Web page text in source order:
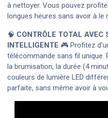
à nettoyer. Vous pouvez
longues heures sans avoir à le
🧠 CONTRÔLE TOTAL AVEC
INTELLIGENTE 🎮 Profitez
télécommande sans fil unique.
la brumisation, la durée (4
couleurs de lumière LED
parfaite, sans même avoir à